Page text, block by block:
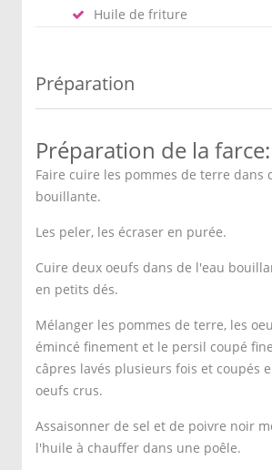
Huile de friture
Préparation
Préparation de la farce:
Faire cuire les pommes de terre dans
bouillante.
Les peler, les écraser en purée.
Cuire deux oeufs dans de l'eau
en petits dés.
Mélanger les pommes de terre, les
émincé finement et le persil coupé
câpres lavés plusieurs fois et coupés
oeufs crus.
Assaisonner de sel et de poivre noir
l'huile à chauffer dans une poêle.